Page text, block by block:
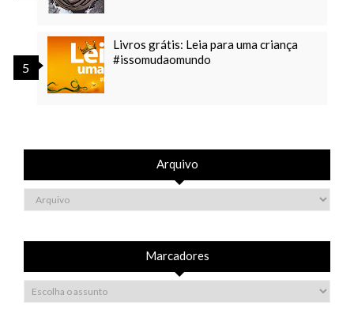
Livros grátis: Leia para uma criança
#issomudaomundo
Arquivo
Marcadores